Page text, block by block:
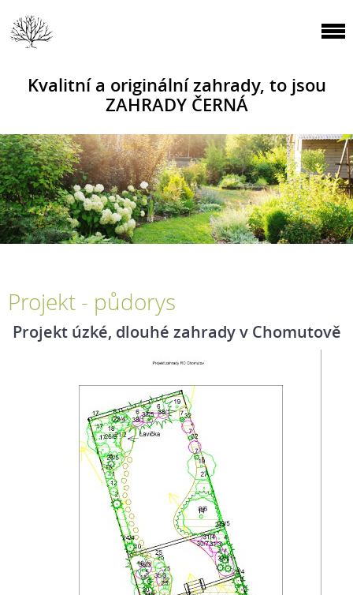
Kvalitní a originální zahrady, to jsou
ZAHRADY ČERNÁ
Projekt - půdorys
Projekt úzké, dlouhé zahrady v Chomutově